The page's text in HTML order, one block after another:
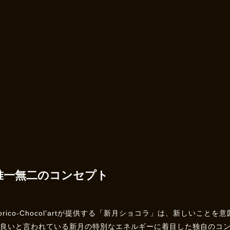
一無二のコンセプト
Chocol'artが提供する「新月ショコラ」は、新しいことを意
いと言われている新月の特別なエネルギーに着目した独自のコ